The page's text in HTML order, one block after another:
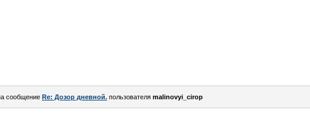
сообщение Re: Дозор дневной. пользователя malinovyi_cirop